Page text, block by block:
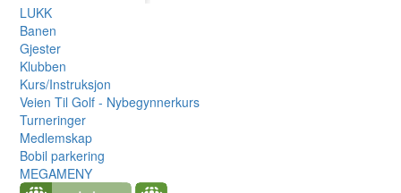
LUKK
Banen
Gjester
Klubben
Kurs/Instruksjon
Veien Til Golf - Nybegynnerkurs
Turneringer
Medlemskap
Bobil parkering
MEGAMENY